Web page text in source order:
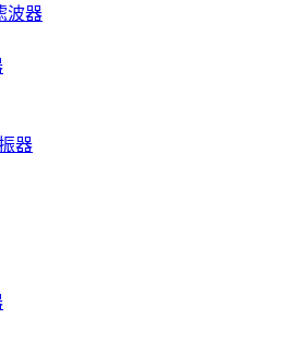
波器
器